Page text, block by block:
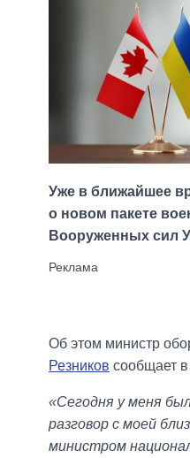
Уже в ближайшее
о новом пакете
Вооруженных сил
Об этом министр
Резников сообщает
«Сегодня у меня
разговор с моей
министром